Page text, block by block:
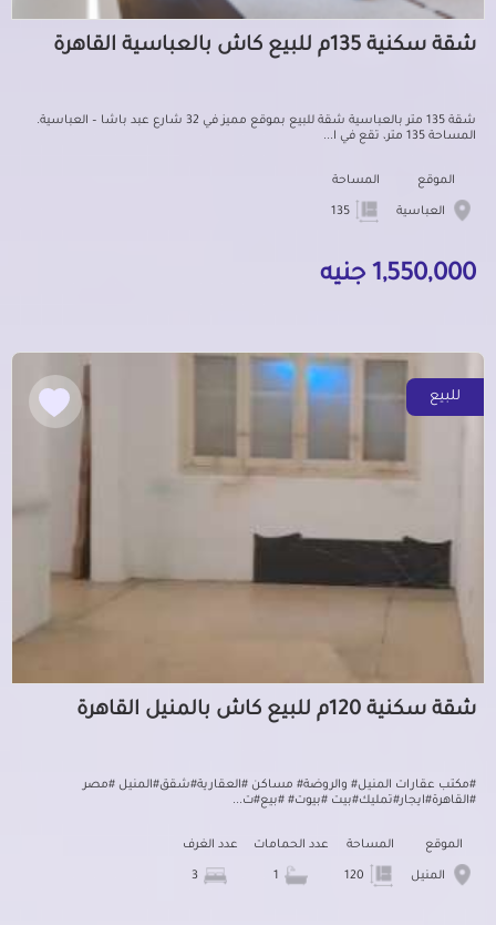
شقة سكنية 135م للبيع كاش بالعباسية القاهرة
شقة 135 متر بالعباسية شقة للبيع بموقع مميز في 32 شارع عبد باشا – العباسية.
المساحة 135 متر، تقع في ا...
الموقع
العباسية
المساحة
1,550,000 جنيه
للبيع
شقة سكنية 120م للبيع كاش بالمنيل القاهرة
#مكتب عقارات المنيل# والروضة# مساكن #العقارية#شقق#المنيل #مصر
#القاهرة#ايجار#تمليك#بيت #بيوت# #بيع#ت...
الموقع
المنيل
المساحة عدد الحمامات عدد الغرف